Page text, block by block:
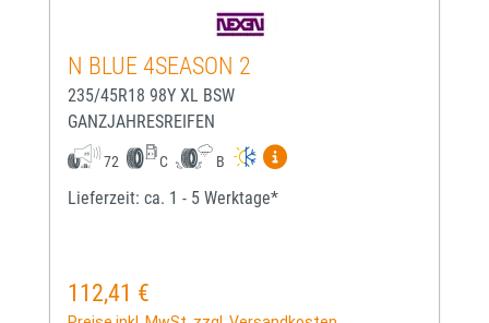
N BLUE 4SEASON 2
235/45R18 98Y XL BSW
GANZJAHRESREIFEN
72 C B
Mehr Informationen zum
Lieferzeit: ca. 1 - 5 Werktage*
Regulärer Preis:
112,41 €